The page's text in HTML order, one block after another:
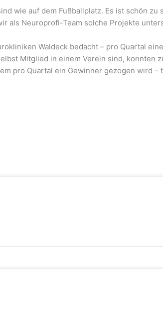
wie auf dem Fußballplatz. Es ist schön zu
als Neuroprofi-Team solche Projekte
Waldeck bedacht – pro Quartal
Mitglied in einem Verein sind, konnten
pro Quartal ein Gewinner gezogen wird –